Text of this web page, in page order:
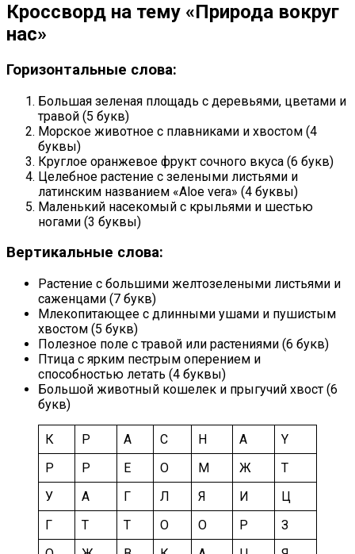
Кроссворд на тему «Природа вокруг
нас»
Горизонтальные слова:
Большая зеленая площадь с деревьями, цветами и
травой (5 букв)
Морское животное с плавниками и хвостом (4
буквы)
Круглое оранжевое фрукт сочного вкуса (6 букв)
Целебное растение с зелеными листьями и
латинским названием «Aloe vera» (4 буквы)
Маленький насекомый с крыльями и шестью
ногами (3 буквы)
Вертикальные слова:
Растение с большими желтозелеными листьями и
саженцами (7 букв)
Млекопитающее с длинными ушами и пушистым
хвостом (5 букв)
Полезное поле с травой или растениями (6 букв)
Птица с ярким пестрым оперением и
способностью летать (4 буквы)
Большой животный кошелек и прыгучий хвост (6
букв)
К Р А С Н А
Y
Р
Р Е О М Ж
Т
У
А Г Л Я И
Ц
Г
Т Т О О Р
З